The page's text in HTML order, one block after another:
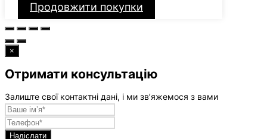
Продовжити покупки
×
Отримати консультацію
Залиште свої контактні дані, і ми зв’яжемося з вами
Надіслати